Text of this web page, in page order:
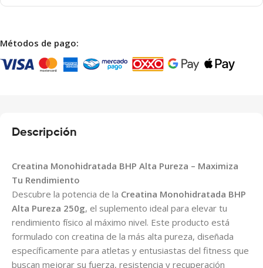
Métodos de pago:
Descripción
Creatina Monohidratada BHP Alta Pureza – Maximiza
Tu Rendimiento
Descubre la potencia de la Creatina Monohidratada BHP
Alta Pureza 250g, el suplemento ideal para elevar tu
rendimiento físico al máximo nivel. Este producto está
formulado con creatina de la más alta pureza, diseñada
específicamente para atletas y entusiastas del fitness que
buscan mejorar su fuerza, resistencia y recuperación